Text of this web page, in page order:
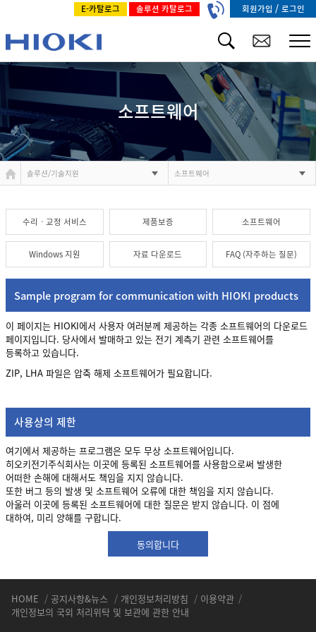
E-카탈로그 솔루션 카탈로그 회원가입 / 로그인
소프트웨어
솔루션/기술지원 소프트웨어
수리ㆍ교정 서비스 제품보증 소프트웨어
Windows 지원 자료 다운로드 FAQ (자주하는 질문)
Sample program for communication with HIOKI products
이 페이지는 HIOKI에서 사용자 여러분께 제공하는 각종 소프트웨어의 다운로드
페이지입니다. 당사에서 발매하고 있는 전기 계측기 관련 소프트웨어를
등록하고 있습니다.
ZIP, LHA 파일은 압축 해제 소프트웨어가 필요합니다.
사용상의 제한
여기에서 제공하는 프로그램은 모두 무상 소프트웨어입니다.
히오키전기주식회사는 이곳에 등록된 소프트웨어를 사용함으로써 발생한
어떠한 손해에 대해서도 책임을 지지 않습니다.
또한 버그 등의 발생 및 소프트웨어 오류에 대한 책임을 지지 않습니다.
아울러 이곳에 등록된 소프트웨어에 대한 질문은 받지 않습니다. 이 점에
대하여, 미리 양해를 구합니다.
동의합니다
HOME / 공지사항&뉴스 / 개인정보처리방침 / 이용약관 /
개인정보의 국외 처리위탁 및 보관에 관한 안내